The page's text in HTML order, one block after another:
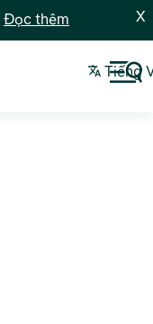
Đọc thêm X
Tiếng